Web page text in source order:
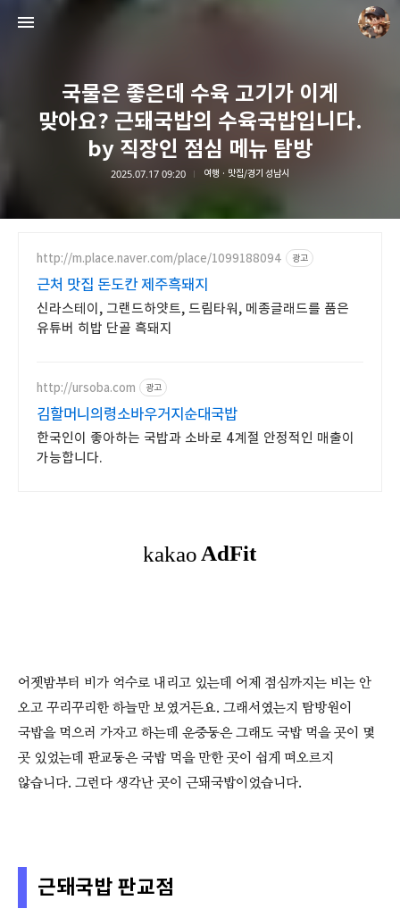
국물은 좋은데 수육 고기가 이게
맞아요? 근돼국밥의 수육국밥입니다.
by 직장인 점심 메뉴 탐방
2025.07.17 09:20 여행 · 맛집/경기 성남시
http://m.place.naver.com/place/1099188094 광고
근처 맛집 돈도칸 제주흑돼지
신라스테이, 그랜드하얏트, 드림타워, 메종글래드를 품은
유튜버 히밥 단골 흑돼지
http://ursoba.com 광고
김할머니의령소바우거지순대국밥
한국인이 좋아하는 국밥과 소바로 4계절 안정적인 매출이
가능합니다.
어젯밤부터 비가 억수로 내리고 있는데 어제 점심까지는 비는 안
오고 꾸리꾸리한 하늘만 보였거든요. 그래서였는지 탐방원이
국밥을 먹으러 가자고 하는데 운중동은 그래도 국밥 먹을 곳이 몇
곳 있었는데 판교동은 국밥 먹을 만한 곳이 쉽게 떠오르지
않습니다. 그런다 생각난 곳이 근돼국밥이었습니다.
근돼국밥 판교점
담덕.